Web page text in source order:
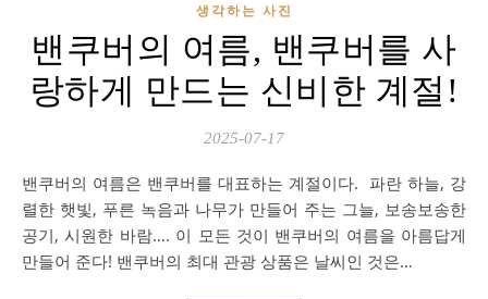
생각하는 사진
밴쿠버의 여름, 밴쿠버를 사
랑하게 만드는 신비한 계절!
2025-07-17
밴쿠버의 여름은 밴쿠버를 대표하는 계절이다. 파란 하늘, 강
렬한 햇빛, 푸른 녹음과 나무가 만들어 주는 그늘, 보송보송한
공기, 시원한 바람…. 이 모든 것이 밴쿠버의 여름을 아름답게
만들어 준다! 밴쿠버의 최대 관광 상품은 날씨인 것은…